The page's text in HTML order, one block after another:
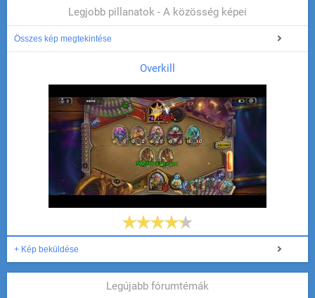
Legjobb pillanatok - A közösség képei
Összes kép megtekintése
Overkill
+ Kép beküldése
Legújabb fórumtémák